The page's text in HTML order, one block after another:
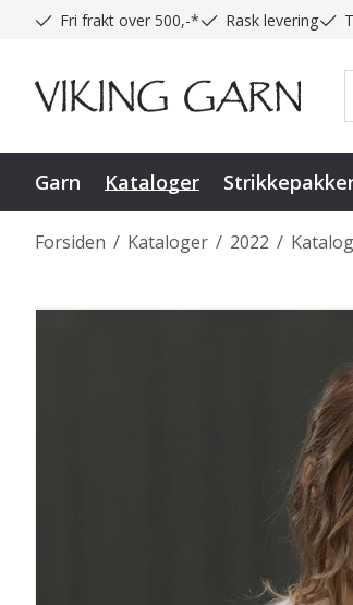
Fri frakt over 500,-* Rask levering
Garn Kataloger
/
Forsiden /
Kataloger /
2022